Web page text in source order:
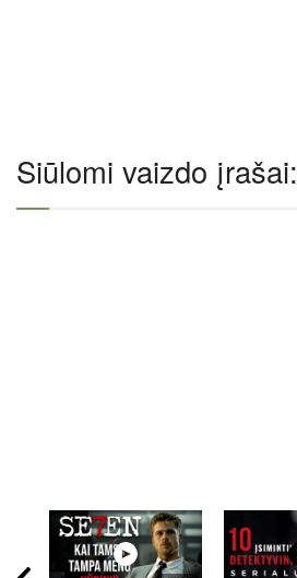
Siūlomi vaizdo įrašai: